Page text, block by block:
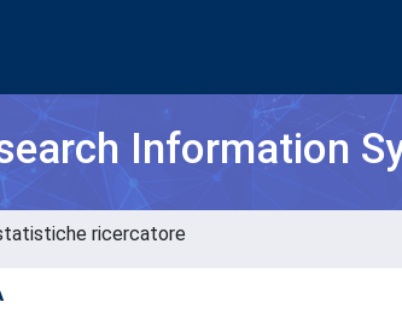
Information
ricercatore